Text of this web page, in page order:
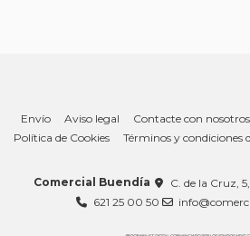
Envío Aviso legal Contacte con nosotros
Política de Cookies
Términos y condiciones
Comercial Buendía
C. de la Cruz,
621 25 00 50